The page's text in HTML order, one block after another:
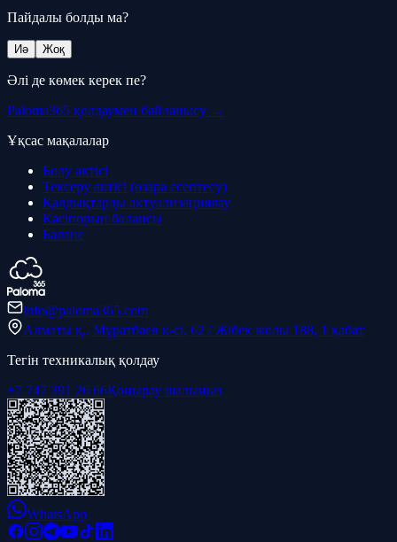
Пайдалы болды ма?
Иә Жоқ
Әлі де көмек керек пе?
Paloma365 қолдаумен байланысу →
Ұқсас мақалалар
Бөлу актісі
Тексеру актісі (өзара есептесу)
Қалдықтарды актуализациялау
Кәсіпорын балансы
Баланс
info@paloma365.com
Алматы қ., Мұратбаев к-сі, 62 / Жібек жолы 188, 1 қабат
Тегін техникалық қолдау
+7 747 391 26 66Қоңырау шалыңыз
WhatsApp